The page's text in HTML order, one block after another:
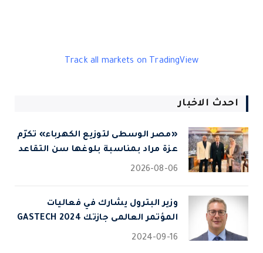
Track all markets on TradingView
احدث الاخبار
«مصر الوسطى لتوزيع الكهرباء» تكرّم
عزة مراد بمناسبة بلوغها سن التقاعد
2026-08-06
وزير البترول يشارك في فعاليات
المؤتمر العالمى جازتك 2024 GASTECH
2024-09-16